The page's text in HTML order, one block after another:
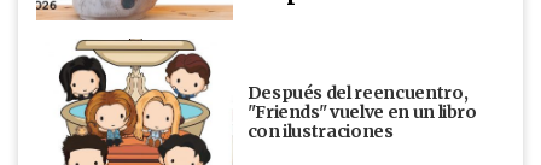
Después del reencuentro,
"Friends" vuelve en un libro
con ilustraciones